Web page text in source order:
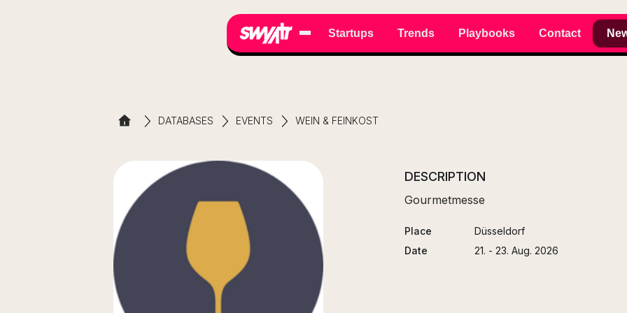
Startups Trends Playbooks Contact
DATABASES EVENTS WEIN & FEINKOST
DESCRIPTION
Gourmetmesse
Place
Düsseldorf
Date
21. - 23. Aug. 2026